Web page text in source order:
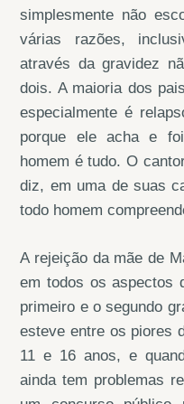
simplesmente não
várias razões,
através da gravidez
dois. A maioria dos
especialmente é
porque ele acha e
homem é tudo. O
diz, em uma de suas
todo homem
A rejeição da mãe de
em todos os aspectos
primeiro e o segundo
esteve entre os piores
11 e 16 anos, e
ainda tem problemas